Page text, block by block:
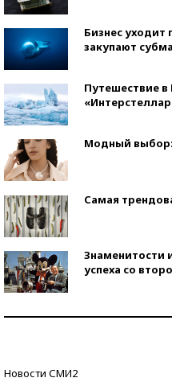
Бизнес уходит
закупают
Путешествие
Модный выбор:
Самая
Знаменитости
успеха со
Новости СМИ2